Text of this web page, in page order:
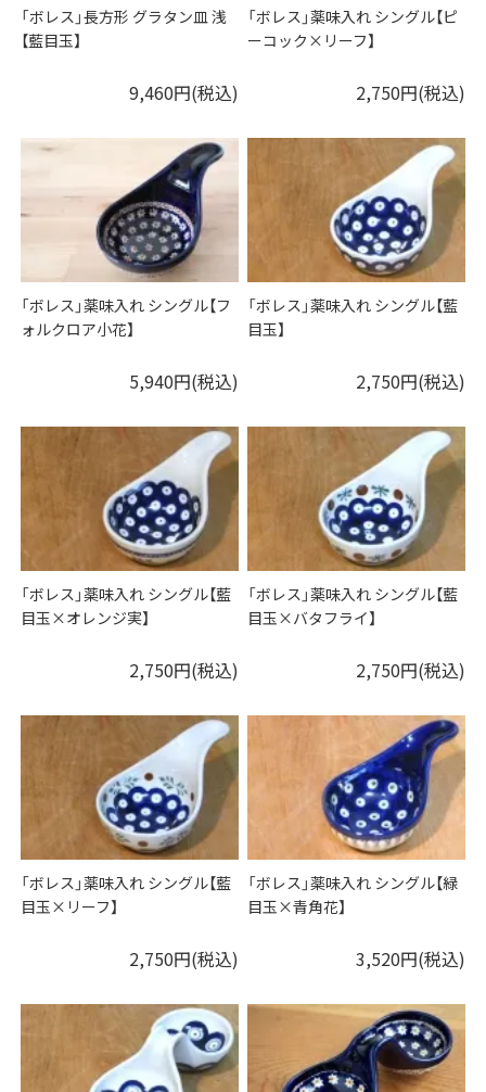
「ボレス」長方形 グラタン皿 浅
【藍目玉】
9,460円(税込)
「ボレス」薬味入れ シングル【ピ
ーコック×リーフ】
2,750円(税込)
「ボレス」薬味入れ シングル【フ
ォルクロア小花】
5,940円(税込)
「ボレス」薬味入れ シングル【藍
目玉】
2,750円(税込)
「ボレス」薬味入れ シングル【藍
目玉×オレンジ実】
2,750円(税込)
「ボレス」薬味入れ シングル【藍
目玉×バタフライ】
2,750円(税込)
「ボレス」薬味入れ シングル【藍
目玉×リーフ】
2,750円(税込)
「ボレス」薬味入れ シングル【緑
目玉×青角花】
3,520円(税込)